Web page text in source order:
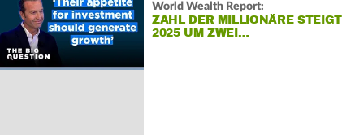
World Wealth Report:
ZAHL DER MILLIONÄRE STEIGT
2025 UM ZWEI…